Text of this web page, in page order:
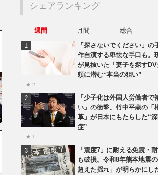
シェアランキング
週間 月間
総合
「探さないでください」の
作自演する卑怯な手口も。
が見抜いた「妻子を探す
頼に潜む“本当の狙い”
★ 2
「少子化は外国人労働者で
い」の衝撃。竹中平蔵の「
革」が日本にもたらした“
症”
★ 1
「震度7」に耐える免震・
も破損。令和8年熊本地震
超えた揺れ」が明らかにし